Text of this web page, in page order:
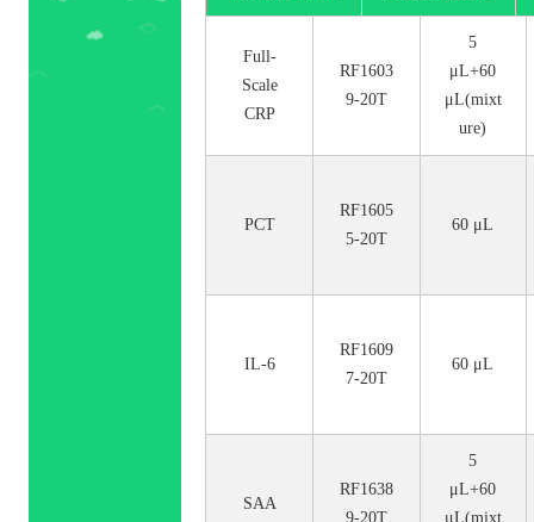
Full-
Scale
CRP
RF1603
9-20T
5
μL+60
μL(mixt
ure)
PCT
RF1605
5-20T
60 μL
IL-6
RF1609
7-20T
60 μL
SAA
RF1638
9-20T
5
μL+60
μL(mixt